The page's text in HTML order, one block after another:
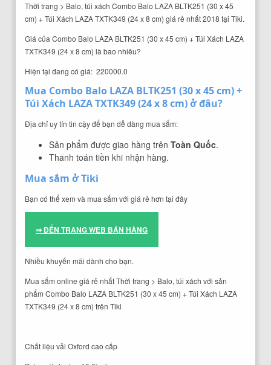
Thời trang > Balo, túi xách Combo Balo LAZA BLTK251 (30 x 45
cm) + Túi Xách LAZA TXTK349 (24 x 8 cm) giá rẻ nhất 2018 tại Tiki.
Giá của Combo Balo LAZA BLTK251 (30 x 45 cm) + Túi Xách LAZA
TXTK349 (24 x 8 cm) là bao nhiêu?
Hiện tại đang có giá: 220000.0
Mua Combo Balo LAZA BLTK251 (30 x 45 cm) +
Túi Xách LAZA TXTK349 (24 x 8 cm) ở đâu?
Địa chỉ uy tín tin cậy để bạn dễ dàng mua sắm:
Sản phẩm được giao hàng trên Toàn Quốc.
Thanh toán tiền khi nhận hàng.
Mua sắm ở Tiki
Bạn có thể xem và mua sắm với giá rẻ hơn tại đây
⇒ ĐẾN TRANG WEB BÁN HÀNG
Nhiều khuyến mãi dành cho bạn.
Mua sắm online giá rẻ nhất Thời trang > Balo, túi xách với sản
phẩm Combo Balo LAZA BLTK251 (30 x 45 cm) + Túi Xách LAZA
TXTK349 (24 x 8 cm) trên Tiki
Chất liệu vải Oxford cao cấp